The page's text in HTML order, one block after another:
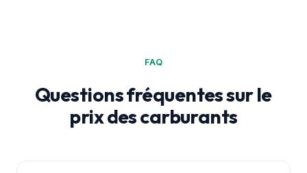
FAQ
Questions fréquentes sur le
prix des carburants